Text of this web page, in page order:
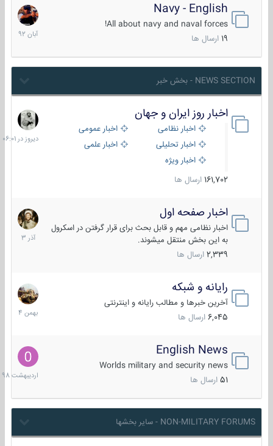
Navy - English
All about navy and naval forces!
ارسال ها
22
آبان
1392
NEWS SECTION - بخش خبر
اخبار روز ایران و جهان
اخبار نظامی
اخبار عمومی
اخبار تحلیلی
اخبار علمی
اخبار ویژه
161,702 ارسال ها
دیروز
در
06:01
اخبار صفحه اول
اخبار نظامی مهم و قابل بحث برای قرار گرفتن در اسکرول
به این بخش منتقل میشوند.
2,339 ارسال ها
7
آذر
1403
رایانه و شبکه
آخرین خبرها و مطالب رایانه و اینترنتی
6,045 ارسال ها
30
بهمن
1404
English News
Worlds military and security news
51 ارسال ها
10
1398
NON-MILITARY FORUMS - سایر بخشها